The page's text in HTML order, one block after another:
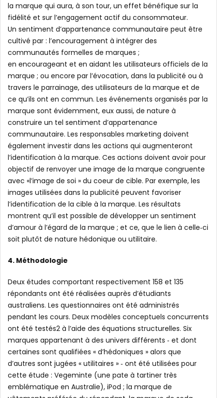
la marque qui aura, à son tour, un effet bénéfique sur la
fidélité et sur l’engagement actif du consommateur.
Un sentiment d’appartenance communautaire peut être
cultivé par : l’encouragement à intégrer des
communautés formelles de marques ;
en encourageant et en aidant les utilisateurs officiels de la
marque ; ou encore par l’évocation, dans la publicité ou à
travers le parrainage, des utilisateurs de la marque et de
ce qu’ils ont en commun. Les événements organisés par la
marque sont évidemment, eux aussi, de nature à
construire un tel sentiment d’appartenance
communautaire. Les responsables marketing doivent
également investir dans les actions qui augmenteront
l’identification à la marque. Ces actions doivent avoir pour
objectif de renvoyer une image de la marque congruente
avec «l’image de soi » du coeur de cible. Par exemple, les
images utilisées dans la publicité peuvent favoriser
l’identification de la cible à la marque. Les résultats
montrent qu’il est possible de développer un sentiment
d’amour à l’égard de la marque ; et ce, que le lien à celle‐ci
soit plutôt de nature hédonique ou utilitaire.
4. Méthodologie
Deux études comportant respectivement 158 et 135
répondants ont été réalisées auprès d’étudiants
australiens. Les questionnaires ont été administrés
pendant les cours. Deux modèles conceptuels concurrents
ont été testés2 à l’aide des équations structurelles. Six
marques appartenant à des univers différents ‐ et dont
certaines sont qualifiées « d’hédoniques » alors que
d’autres sont jugées « utilitaires » ‐ ont été utilisées pour
cette étude : Vegeminte (une pate à tartiner très
emblématique en Australie), iPod ; la marque de